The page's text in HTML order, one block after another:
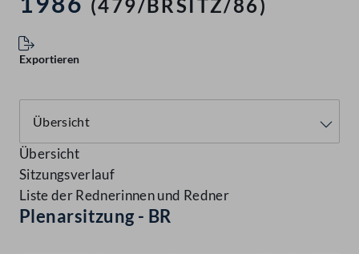
(479/BRSITZ/86)
Exportieren
Übersicht
Sitzungsverlauf
Liste der Rednerinnen und Redner
Plenarsitzung - BR